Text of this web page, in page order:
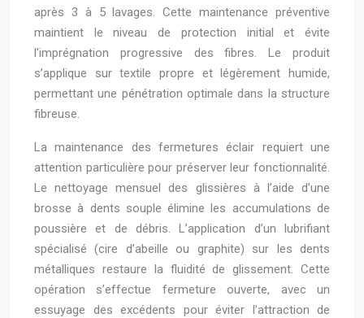
après 3 à 5 lavages. Cette maintenance préventive
maintient le niveau de protection initial et évite
l’imprégnation progressive des fibres. Le produit
s’applique sur textile propre et légèrement humide,
permettant une pénétration optimale dans la structure
fibreuse.
La maintenance des fermetures éclair requiert une
attention particulière pour préserver leur fonctionnalité.
Le nettoyage mensuel des glissières à l’aide d’une
brosse à dents souple élimine les accumulations de
poussière et de débris. L’application d’un lubrifiant
spécialisé (cire d’abeille ou graphite) sur les dents
métalliques restaure la fluidité de glissement. Cette
opération s’effectue fermeture ouverte, avec un
essuyage des excédents pour éviter l’attraction de